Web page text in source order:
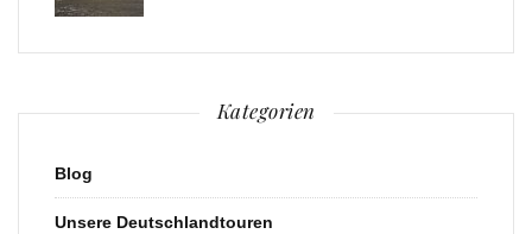
Kategorien
Blog
Unsere Deutschlandtouren